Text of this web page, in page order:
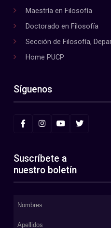
Maestría en Filosofía
Doctorado en Filosofía
Sección de Filosofía,
Home PUCP
Síguenos
Suscríbete a
nuestro boletín